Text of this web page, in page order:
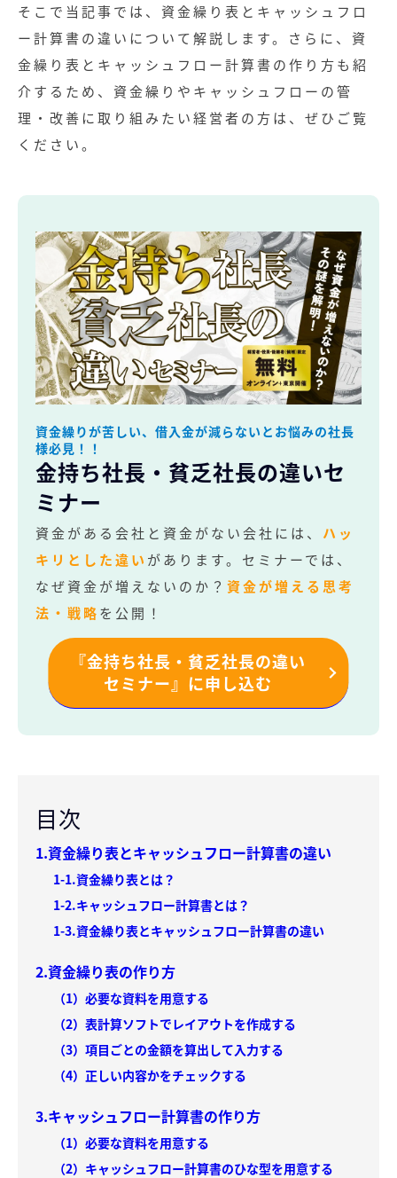
そこで当記事では、資金繰り表とキャッシュフロ
ー計算書の違いについて解説します。さらに、資
金繰り表とキャッシュフロー計算書の作り方も紹
介するため、資金繰りやキャッシュフローの管
理・改善に取り組みたい経営者の方は、ぜひご覧
ください。
資金繰りが苦しい、借入金が減らないとお悩みの社長
様必見！！
金持ち社長・貧乏社長の違いセ
ミナー
資金がある会社と資金がない会社には、 ハッ
キリとした違い があります。セミナーでは、
なぜ資金が増えないのか？ 資金が増える思考
法・戦略を公開！
『金持ち社長・貧乏社長の違い
セミナー』に申し込む
目次
1.資金繰り表とキャッシュフロー計算書の違い
1-1.資金繰り表とは？
1-2.キャッシュフロー計算書とは？
1-3.資金繰り表とキャッシュフロー計算書の違い
2.資金繰り表の作り方
（1）必要な資料を用意する
（2）表計算ソフトでレイアウトを作成する
（3）項目ごとの金額を算出して入力する
（4）正しい内容かをチェックする
3.キャッシュフロー計算書の作り方
（1）必要な資料を用意する
（2）キャッシュフロー計算書のひな型を用意する